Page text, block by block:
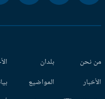
نحن
بلدان
المواضيع